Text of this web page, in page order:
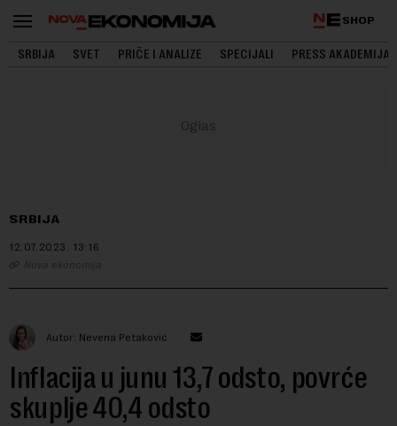
SHOP
SRBIJA SVET PRIČE I ANALIZE SPECIJALI PRESS AKADEMIJA
SRBIJA
12.07.2023. 13:16
Nova ekonomija
Autor: Nevena Petaković
Inflacija u junu 13,7 odsto, povrće
skuplje 40,4 odsto